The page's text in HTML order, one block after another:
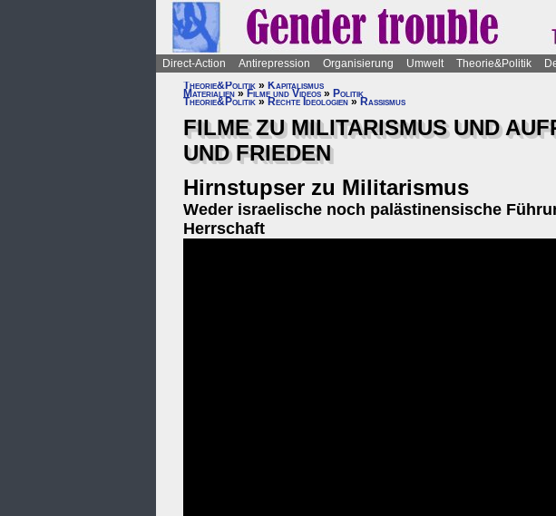
Direct-Action Antirepression Organisierung Umwelt Theorie&Politik
Theorie&Politik » Kapitalismus
Materialien » Filme und Videos » Politik
Theorie&Politik » Rechte Ideologien » Rassismus
FILME ZU MILITARISMUS UND
UND FRIEDEN
Hirnstupser zu Militarismus
Weder israelische noch palästinensische
Herrschaft